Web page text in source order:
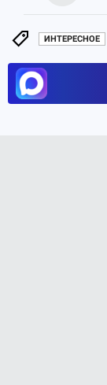
ИНТЕРЕСНОЕ